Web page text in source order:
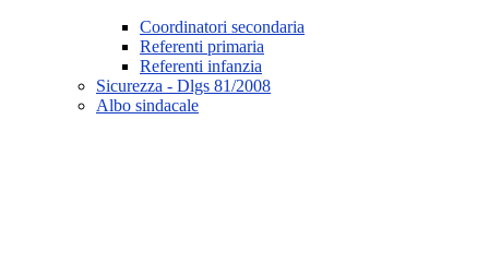
Coordinatori secondaria
Referenti primaria
Referenti infanzia
Sicurezza - Dlgs 81/2008
Albo sindacale